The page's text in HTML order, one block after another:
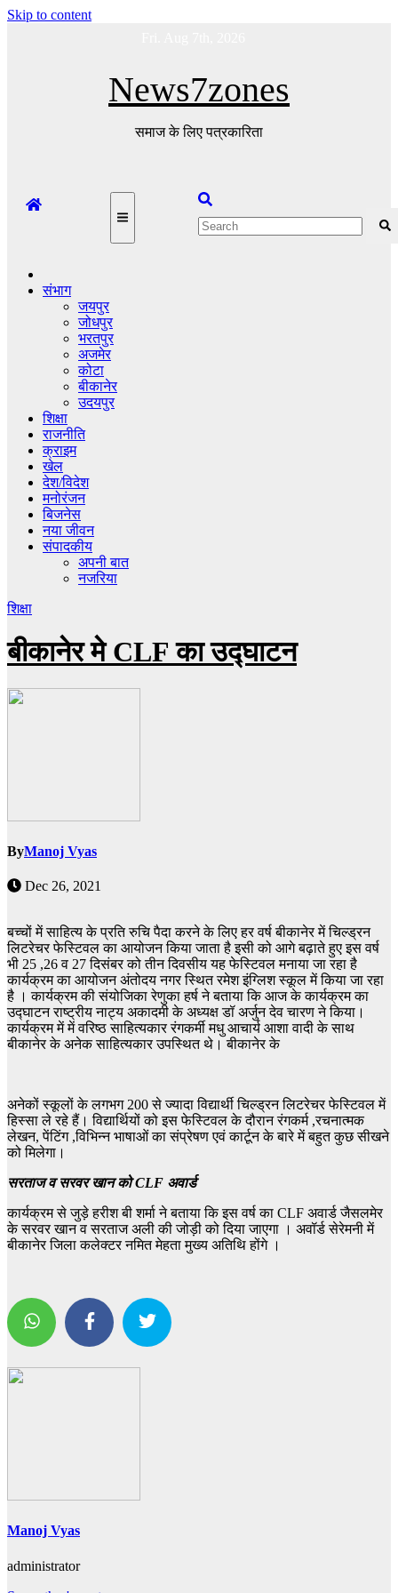
Skip to content
News7zones
समाज के लिए पत्रकारिता
संभाग
जयपुर
जोधपुर
भरतपुर
अजमेर
कोटा
बीकानेर
उदयपुर
शिक्षा
राजनीति
क्राइम
खेल
देश/विदेश
मनोरंजन
बिजनेस
नया जीवन
संपादकीय
अपनी बात
नजरिया
शिक्षा
बीकानेर मे CLF का उद्घाटन
ByManoj Vyas
Dec 26, 2021
बच्चों में साहित्य के प्रति रुचि पैदा करने के लिए हर वर्ष बीकानेर में चिल्ड्रन
लिटरेचर फेस्टिवल का आयोजन किया जाता है इसी को आगे बढ़ाते हुए इस वर्ष
भी 25 ,26 व 27 दिसंबर को तीन दिवसीय यह फेस्टिवल मनाया जा रहा है
कार्यक्रम का आयोजन अंतोदय नगर स्थित रमेश इंग्लिश स्कूल में किया जा रहा
है । कार्यक्रम की संयोजिका रेणुका हर्ष ने बताया कि आज के कार्यक्रम का
उद्घाटन राष्ट्रीय नाट्य अकादमी के अध्यक्ष डॉ अर्जुन देव चारण ने किया।
कार्यक्रम में में वरिष्ठ साहित्यकार रंगकर्मी मधु आचार्य आशा वादी के साथ
बीकानेर के अनेक साहित्यकार उपस्थित थे। बीकानेर के
अनेकों स्कूलों के लगभग 200 से ज्यादा विद्यार्थी चिल्ड्रन लिटरेचर फेस्टिवल में
हिस्सा ले रहे हैं। विद्यार्थियों को इस फेस्टिवल के दौरान रंगकर्म ,रचनात्मक
लेखन, पेंटिंग ,विभिन्न भाषाओं का संप्रेषण एवं कार्टून के बारे में बहुत कुछ सीखने
को मिलेगा।
सरताज व सरवर खान को CLF अवार्ड
कार्यक्रम से जुड़े हरीश बी शर्मा ने बताया कि इस वर्ष का CLF अवार्ड जैसलमेर
के सरवर खान व सरताज अली की जोड़ी को दिया जाएगा । अवॉर्ड सेरेमनी में
बीकानेर जिला कलेक्टर नमित मेहता मुख्य अतिथि होंगे ।
Manoj Vyas
administrator